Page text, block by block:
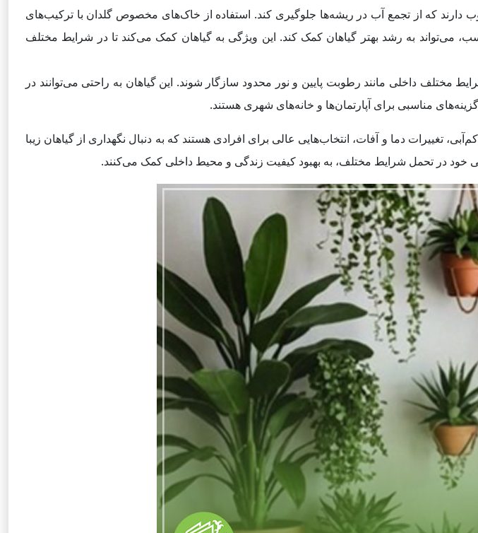
دارند که از تجمع آب در ریشه‌ها جلوگیری کند. استفاده از خاک‌های مخصوص گلدان با ترکیب‌های
می‌تواند به رشد بهتر گیاهان کمک کند. این ویژگی به گیاهان کمک می‌کند تا در شرایط مختلف
مختلف داخلی مانند رطوبت پایین و نور محدود سازگار شوند. این گیاهان به راحتی می‌توانند در
مناسبی برای آپارتمان‌ها و خانه‌های شهری هستند.
تغییرات دما و آفات، انتخاب‌هایی عالی برای افرادی هستند که به دنبال نگهداری از گیاهان زیبا
خود در تحمل شرایط مختلف، به بهبود کیفیت زندگی و محیط داخلی کمک می‌کنند.